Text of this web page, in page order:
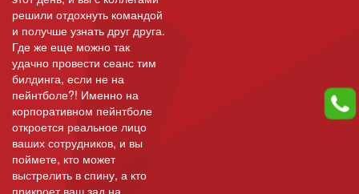
решили отдохнуть командой
и получше узнать друг друга.
Где же еще можно так
удачно провести сеанс тим
билдинга, если не на
пейнтболе?! Именно на
корпоративном пейнтболе
откроется реальное лицо
ваших сотрудников, и вы
поймете, кто может
выстрелить в спину, а кто
прикроет ваш зад на